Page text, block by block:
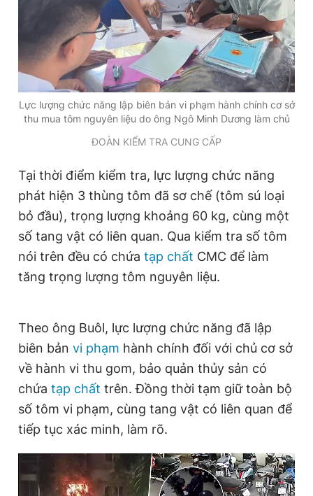
0906 645 777
Liên hệ quảng cáo
0908 780 404
Đặt báo Quảng cáo Tòa soạn Chính sách bảo
Tổng biên tập: Nguyễn Ngọc Toàn
Phó tổng biên tập thường trực: Hải Thành
Phó tổng biên tập: Lâm Hiếu Dũng
Phó tổng biên tập: Trần Việt Hưng
Tổng thư ký tòa soạn: Đức Trung
© 2003-2026 Bản quyền thuộc về Báo Thanh Niên. Cấm sao
chép dưới mọi hình thức nếu không có sự chấp thuận bằng văn
bản. Phát triển bởi ePi Technologies, JSC.
Lực lượng chức năng lập biên bản vi phạm hành chính cơ sở
thu mua tôm nguyên liệu do ông Ngô Minh Dương làm chủ
ĐOÀN KIỂM TRA CUNG CẤP
Tại thời điểm kiểm tra, lực lượng chức năng
phát hiện 3 thùng tôm đã sơ chế (tôm sú loại
bỏ đầu), trọng lượng khoảng 60 kg, cùng một
số tang vật có liên quan. Qua kiểm tra số tôm
nói trên đều có chứa tạp chất CMC để làm
tăng trọng lượng tôm nguyên liệu.
Theo ông Buôl, lực lượng chức năng đã lập
biên bản vi phạm hành chính đối với chủ cơ sở
về hành vi thu gom, bảo quản thủy sản có
chứa tạp chất trên. Đồng thời tạm giữ toàn bộ
số tôm vi phạm, cùng tang vật có liên quan để
tiếp tục xác minh, làm rõ.